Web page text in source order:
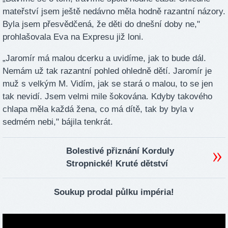
mateřství jsem ještě nedávno měla hodně razantní názory.
Byla jsem přesvědčená, že děti do dnešní doby ne,"
prohlašovala Eva na Expresu již loni.
​„Jaromír má malou dcerku a uvidíme, jak to bude dál.
Nemám už tak razantní pohled ohledně dětí. Jaromír je
muž s velkým M. Vidím, jak se stará o malou, to se jen
tak nevidí. Jsem velmi mile šokována. Kdyby takového
chlapa měla každá žena, co má dítě, tak by byla v
sedmém nebi," bájila tenkrát.
Bolestivé přiznání Korduly
Stropnické! Kruté dětství
Soukup prodal půlku impéria!